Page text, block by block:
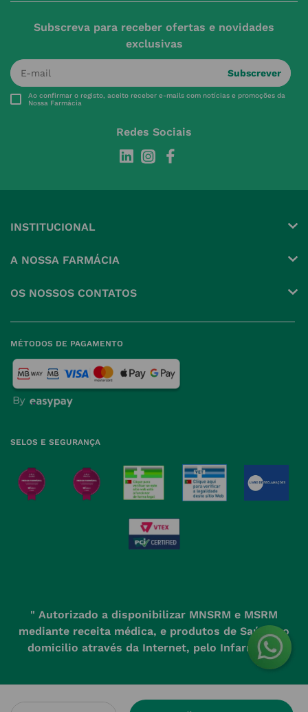
Subscreva para receber ofertas e novidades
exclusivas
Subscrever
Ao confirmar o registo, aceito receber e-mails com notícias e promoções da
Nossa Farmácia
Redes Sociais
INSTITUCIONAL
A NOSSA FARMÁCIA
Política de Privacidade
Política de Cookies
Política de Devoluções
OS NOSSOS CONTATOS
Farmácias perto de si
MÉTODOS DE PAGAMENTO
SELOS E SEGURANÇA
" Autorizado a disponibilizar MNSRM e MSRM
mediante receita médica, e produtos de Saúde ao
domicilio através da Internet, pelo Infarmed. "